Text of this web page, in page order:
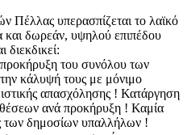
υπερασπίζεται το λαϊκό
και δωρεάν, υψηλού επιπέδου
διεκδικεί:
του συνόλου των
κάλυψή τους με μόνιμο
απασχόλησης ! Κατάργηση
ανά προκήρυξη ! Καμία
των δημοσίων υπαλλήλων !